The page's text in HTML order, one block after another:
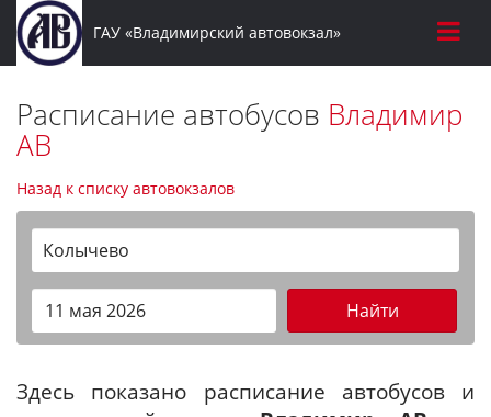
ГАУ «Владимирский автовокзал»
Расписание автобусов Владимир
АВ
Назад к списку автовокзалов
Колычево
Найти
Здесь показано расписание автобусов и